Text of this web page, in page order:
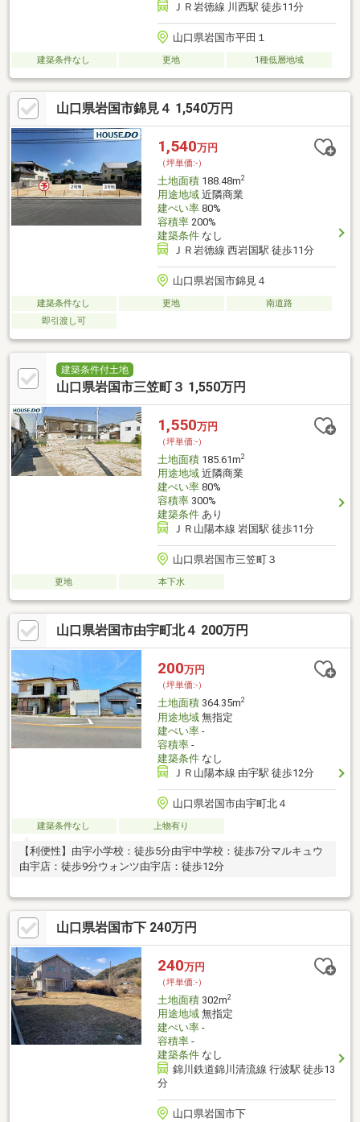
ＪＲ岩徳線 川西駅 徒歩11分
山口県岩国市平田１
建築条件なし 更地 1種低層地域
山口県岩国市錦見４ 1,540万円
1,540万円
（坪単価:-）
土地面積188.48m2
用途地域近隣商業
建ぺい率80%
容積率200%
建築条件なし
ＪＲ岩徳線 西岩国駅 徒歩11分
山口県岩国市錦見４
建築条件なし 更地
南道路
即引渡し可
建築条件付土地
山口県岩国市三笠町３ 1,550万円
1,550万円
（坪単価:-）
土地面積185.61m2
用途地域近隣商業
建ぺい率80%
容積率300%
建築条件あり
ＪＲ山陽本線 岩国駅 徒歩11分
山口県岩国市三笠町３
更地 本下水
山口県岩国市由宇町北４ 200万円
200万円
（坪単価:-）
土地面積364.35m2
用途地域無指定
建ぺい率-
容積率-
建築条件なし
ＪＲ山陽本線 由宇駅 徒歩12分
山口県岩国市由宇町北４
建築条件なし 上物有り
【利便性】由宇小学校：徒歩5分由宇中学校：徒歩7分マルキュウ
由宇店：徒歩9分ウォンツ由宇店：徒歩12分
山口県岩国市下 240万円
240万円
（坪単価:-）
土地面積302m2
用途地域無指定
建ぺい率-
容積率-
建築条件なし
錦川鉄道錦川清流線 行波駅 徒歩13
分
山口県岩国市下